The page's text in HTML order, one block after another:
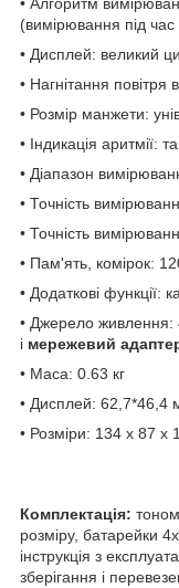
(вимірювання під час
• Дисплей: великий
• Нагнітання
• Розмір манжети:
• Індикація аритмії:
• Діапазон
• Точність
• Точність
• Пам'ять, комірок:
• Додаткові функції:
• Джерело
і мережевий
• Маса: 0.63 кг
• Дисплей: 62,7*46,4
• Розміри: 134 x 87 x
Комплектація:
розміру, батарейки
інструкція з
зберігання і